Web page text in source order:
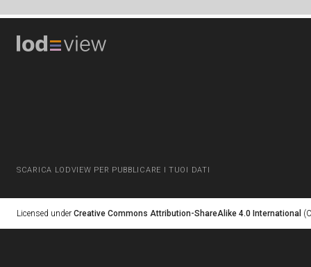
SCARICA LODVIEW PER PUBBLICARE I TUOI DATI
Licensed under Creative Commons Attribution-ShareAlike 4.0 International